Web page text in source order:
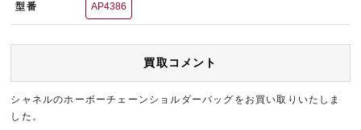
型番 AP4386
買取コメント
シャネルのホーボーチェーンショルダーバッグをお買い取りいたしま
した。